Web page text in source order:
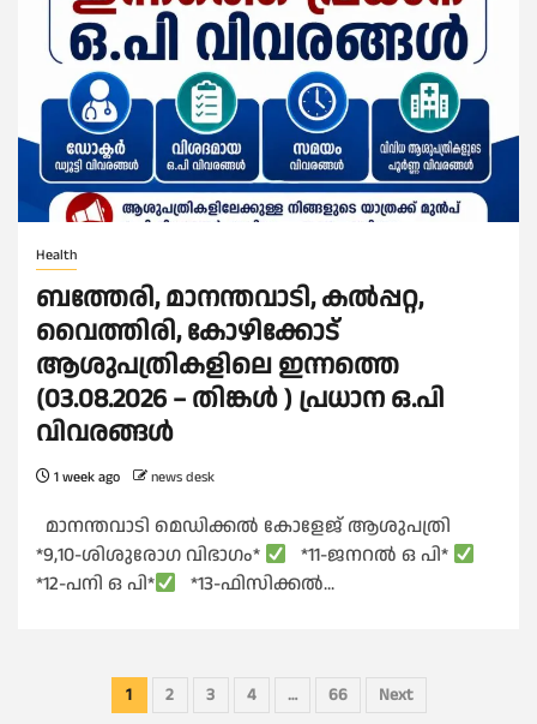
Health
ബത്തേരി, മാനന്തവാടി, കൽപ്പറ്റ,
വൈത്തിരി, കോഴിക്കോട്
ആശുപത്രികളിലെ ഇന്നത്തെ
(03.08.2026 – തിങ്കൾ ) പ്രധാന ഒ.പി
വിവരങ്ങൾ
1 week ago news desk
മാനന്തവാടി മെഡിക്കൽ കോളേജ് ആശുപത്രി
*9,10-ശിശുരോഗ വിഭാഗം*
*11-ജനറൽ ഒ പി*
*12-പനി ഒ പി*
*13-ഫിസിക്കൽ...
Posts
1 2 3 4 … 66 Next